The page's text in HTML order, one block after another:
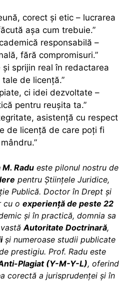
corect și etic – lucrarea
așa cum trebuie.”
responsabilă –
fără compromisuri.”
și sprijin real în redactarea
tale de licență.”
ci idei dezvoltate –
pentru reușita ta.”
asistență cu respect
de licență de care poți fi
mândru.”
Radu este pilonul nostru de
pentru Științele Juridice,
Publică. Doctor în Drept și
cu o experiență de peste 22
și în practică, domnia sa
vastăAutoritate Doctrinară,
și numeroase studii publicate
prestigiu. Prof. Radu este
Plagiat (Y-M-Y-L), oferind
corectă a jurisprudenței și în